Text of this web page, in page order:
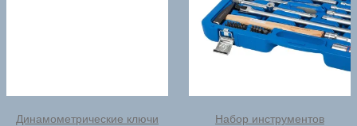
Динамометрические ключи
Набор инструментов